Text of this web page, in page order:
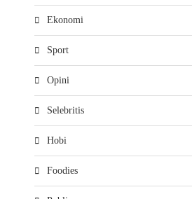
Ekonomi
Sport
Opini
Selebritis
Hobi
Foodies